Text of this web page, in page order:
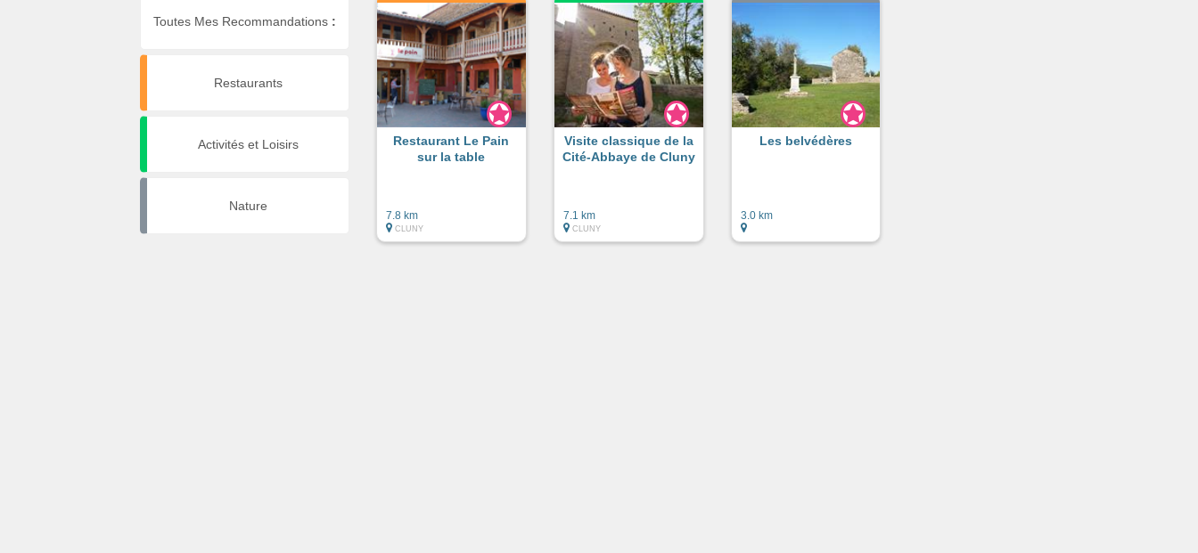
Toutes Mes Recommandations :
Restaurants
Activités et Loisirs
Nature
Restaurant Le Pain
sur la table
7.8 km
CLUNY
Visite classique de la
Cité-Abbaye de Cluny
7.1 km
CLUNY
Les belvédères
3.0 km